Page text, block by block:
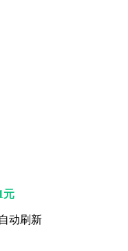
元
动刷新